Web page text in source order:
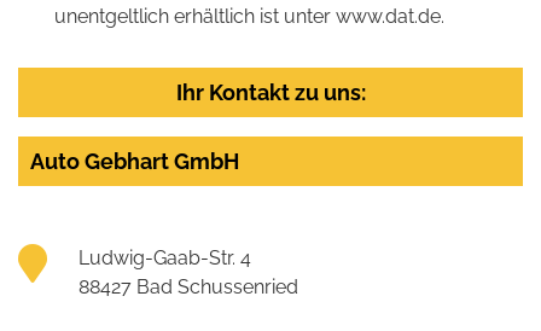
unentgeltlich erhältlich ist unter www.dat.de.
Ihr Kontakt zu uns:
Auto Gebhart GmbH
Ludwig-Gaab-Str. 4
88427 Bad Schussenried